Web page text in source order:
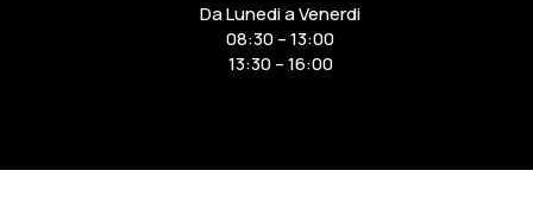
Da Lunedi a Venerdi
08:30 – 13:00
13:30 – 16:00